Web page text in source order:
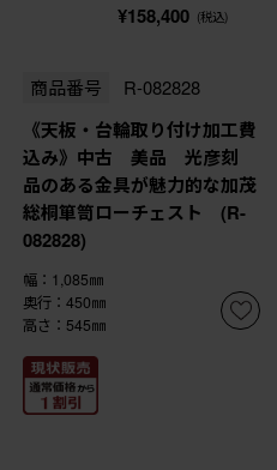
¥158,400 (税込)
商品番号 R-082828
《天板・台輪取り付け加工費
込み》中古 美品 光彦刻
品のある金具が魅力的な加茂
総桐箪笥ローチェスト (R-
082828)
幅：1,085㎜
奥行：450㎜
高さ：545㎜